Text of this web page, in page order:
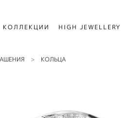
КОЛЛЕКЦИИ HIGH JEWELLERY
КОЛЬЦА